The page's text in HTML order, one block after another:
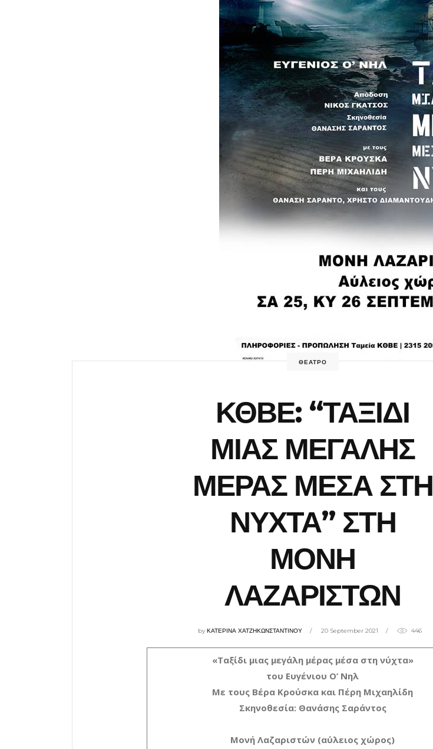
ΘΕΑΤΡΟ
ΚΘΒΕ: “ΤΑΞΙΔΙ
ΜΙΑΣ ΜΕΓΑΛΗΣ
ΜΕΡΑΣ ΜΕΣΑ ΣΤΗ
ΝΥΧΤΑ” ΣΤΗ
ΜΟΝΗ
ΛΑΖΑΡΙΣΤΩΝ
byΚΑΤΕΡΙΝΑ ΧΑΤΖΗΚΩΝΣΤΑΝΤΙΝΟΥ 20 September 2021 446
«Ταξίδι μιας μεγάλη μέρας μέσα στη νύχτα»
του Ευγένιου Ο’ Νηλ
Με τους Βέρα Κρούσκα και Πέρη Μιχαηλίδη
Σκηνοθεσία: Θανάσης Σαράντος
Μονή Λαζαριστών (αύλειος χώρος)